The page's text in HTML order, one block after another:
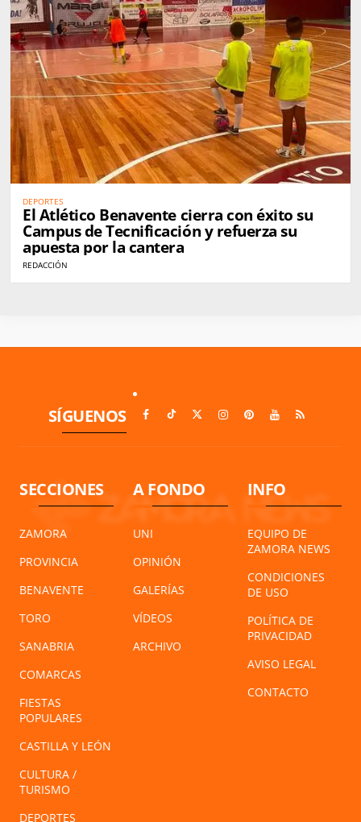
DEPORTES
El Atlético Benavente cierra con éxito su
Campus de Tecnificación y refuerza su
apuesta por la cantera
REDACCIÓN
SÍGUENOS
SECCIONES
ZAMORA
PROVINCIA
BENAVENTE
TORO
SANABRIA
COMARCAS
FIESTAS
POPULARES
CASTILLA Y LEÓN
CULTURA /
TURISMO
DEPORTES
A FONDO
UNI
OPINIÓN
GALERÍAS
VÍDEOS
ARCHIVO
INFO
EQUIPO DE
ZAMORA NEWS
CONDICIONES
DE USO
POLÍTICA DE
PRIVACIDAD
AVISO LEGAL
CONTACTO